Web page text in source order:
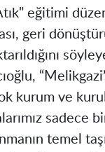
eğitimi
geri
kurum ve
temel